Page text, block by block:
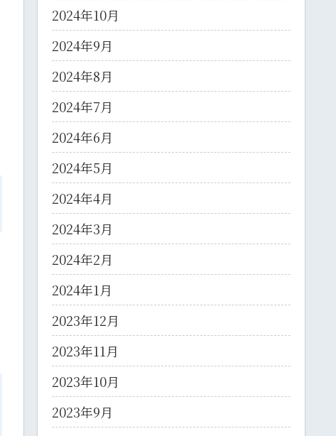
2024年10月
2024年9月
2024年8月
2024年7月
2024年6月
2024年5月
2024年4月
2024年3月
2024年2月
2024年1月
2023年12月
2023年11月
2023年10月
2023年9月